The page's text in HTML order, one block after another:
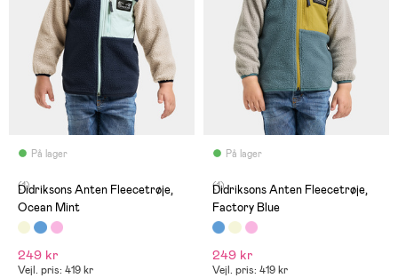
På lager
(1)
Didriksons Anten Fleecetrøje,
Ocean Mint
249 kr
Vejl. pris: 419 kr
På lager
(1)
Didriksons Anten Fleecetrøje,
Factory Blue
249 kr
Vejl. pris: 419 kr